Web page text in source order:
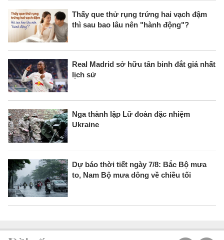
Thấy que thử rụng trứng hai vạch đậm
thì sau bao lâu nên "hành động"?
Real Madrid sở hữu tân binh đắt giá nhất
lịch sử
Nga thành lập Lữ đoàn đặc nhiệm
Ukraine
Dự báo thời tiết ngày 7/8: Bắc Bộ mưa
to, Nam Bộ mưa dông về chiều tối